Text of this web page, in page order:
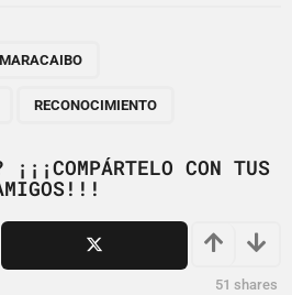
MARACAIBO
RECONOCIMIENTO
CON TUS
51 shares